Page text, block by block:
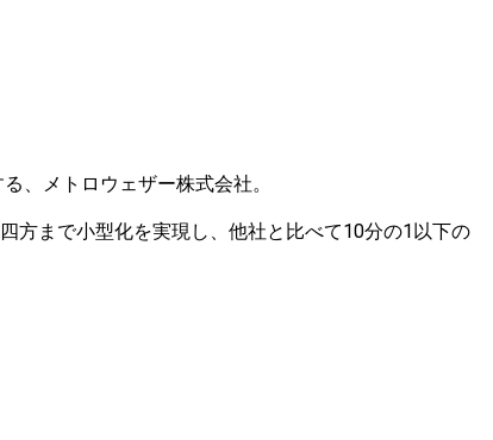
、メトロウェザー株式会社。
方まで小型化を実現し、他社と比べて10分の1以下の